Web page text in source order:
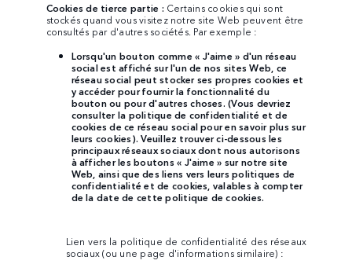
Cookies de tierce partie : Certains cookies qui sont
stockés quand vous visitez notre site Web peuvent être
consultés par d'autres sociétés. Par exemple :
Lorsqu'un bouton comme « J'aime » d'un réseau
social est affiché sur l'un de nos sites Web, ce
réseau social peut stocker ses propres cookies et
y accéder pour fournir la fonctionnalité du
bouton ou pour d'autres choses. (Vous devriez
consulter la politique de confidentialité et de
cookies de ce réseau social pour en savoir plus sur
leurs cookies). Veuillez trouver ci-dessous les
principaux réseaux sociaux dont nous autorisons
à afficher les boutons « J'aime » sur notre site
Web, ainsi que des liens vers leurs politiques de
confidentialité et de cookies, valables à compter
de la date de cette politique de cookies.
Lien vers la politique de confidentialité des réseaux
sociaux (ou une page d'informations similaire) :